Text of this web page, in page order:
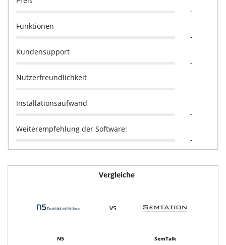
-
Funktionen
-
Kundensupport
-
Nutzerfreundlichkeit
-
Installationsaufwand
-
Weiterempfehlung der Software:
-
Vergleiche
vs
N5 SemTalk